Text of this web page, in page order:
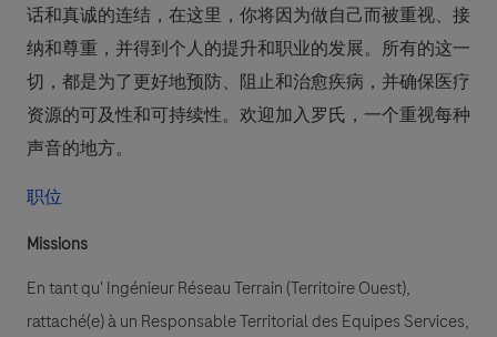
话和真诚的连结，在这里，你将因为做自己而被重视、接
纳和尊重，并得到个人的提升和职业的发展。所有的这一
切，都是为了更好地预防、阻止和治愈疾病，并确保医疗
资源的可及性和可持续性。欢迎加入罗氏，一个重视每种
声音的地方。
职位
Missions
En tant qu' Ingénieur Réseau Terrain (Territoire Ouest),
rattaché(e) à un Responsable Territorial des Equipes Services,